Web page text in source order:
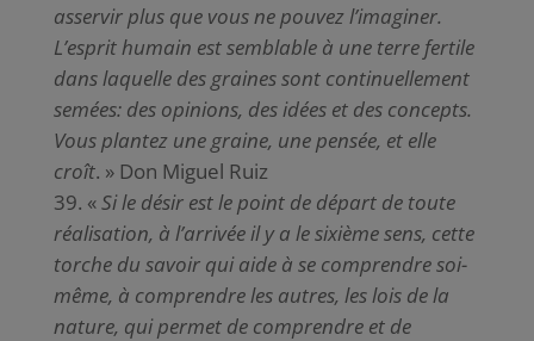
asservir plus que vous ne pouvez l’imaginer.
L’esprit humain est semblable à une terre fertile
dans laquelle des graines sont continuellement
semées: des opinions, des idées et des concepts.
Vous plantez une graine, une pensée, et elle
croît. » Don Miguel Ruiz
«Si le désir est le point de départ de toute
réalisation, à l’arrivée il y a le sixième sens, cette
torche du savoir qui aide à se comprendre soi-
même, à comprendre les autres, les lois de la
nature, qui permet de comprendre et de